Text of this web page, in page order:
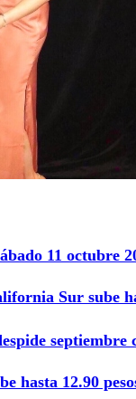
11 octubre
Sur sube
septiembre
hasta 12.90